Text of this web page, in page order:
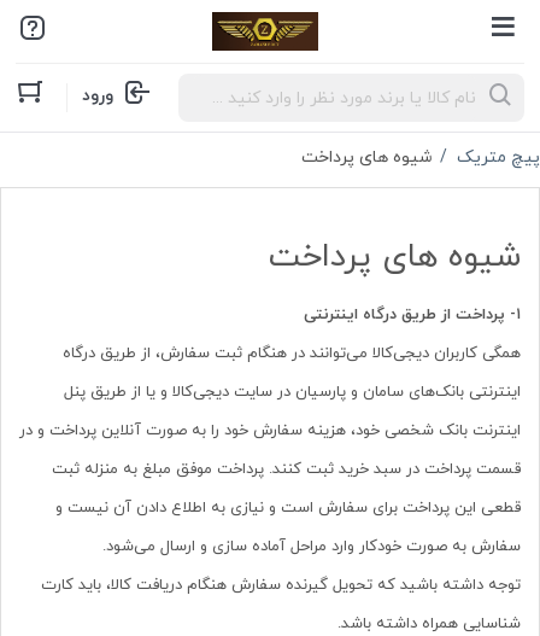
Products
search ورود
پیچ متریک شیوه های پرداخت
شیوه های پرداخت
۱-
پرداخت از طریق درگاه اینترنتی
همگی کاربران دیجی‏‌کالا می‌توانند در هنگام ثبت سفارش، از طریق درگاه
اینترنتی بانک‌های سامان و پارسیان در سایت دیجی‌کالا و یا از طریق پنل
اینترنت بانک شخصی خود، هزینه سفارش خود را به صورت آنلاین پرداخت و در
قسمت پرداخت در سبد خرید ثبت کنند. پرداخت موفق مبلغ به منزله ثبت
قطعی این پرداخت برای سفارش است و نیازی به اطلاع دادن آن نیست و
سفارش به صورت خودکار وارد مراحل آماده سازی و ارسال می‏‌شود.
توجه داشته باشید که تحویل گیرنده سفارش هنگام دریافت کالا، باید کارت
شناسایی همراه داشته باشد.